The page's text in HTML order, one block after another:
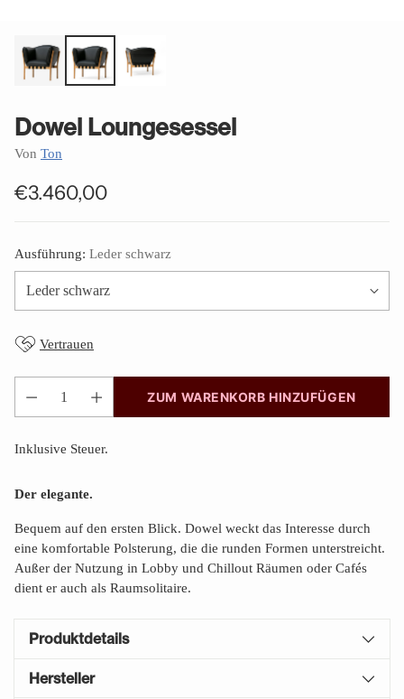
Dowel Loungesessel
Von Ton
Normaler
€3.460,00
Ausführung: Leder schwarz
Vertrauen
Anzahl
ZUM WARENKORB HINZUFÜGEN
Inklusive Steuer.
Der elegante.
Bequem auf den ersten Blick. Dowel weckt das Interesse durch
eine komfortable Polsterung, die die runden Formen unterstreicht.
Außer der Nutzung in Lobby und Chillout Räumen oder Cafés
dient er auch als Raumsolitaire.
Produktdetails
Hersteller